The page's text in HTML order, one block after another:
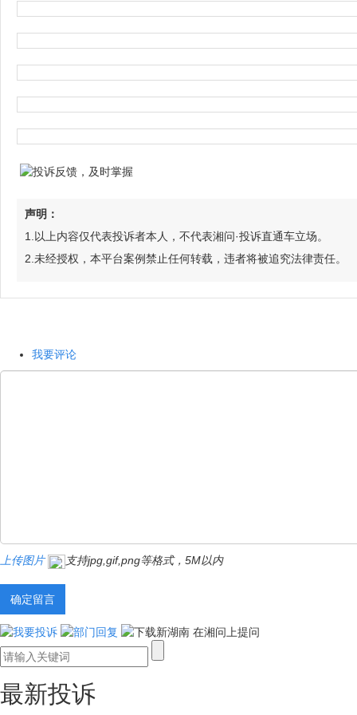
声明：
1.以上内容仅代表投诉者本人，不代表湘问·投诉直通车立场。
2.未经授权，本平台案例禁止任何转载，违者将被追究法律责任。
我要评论
上传图片 支持jpg,gif,png等格式，5M以内
最新投诉